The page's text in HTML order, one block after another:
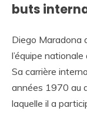
buts
Diego Maradona
l’équipe
Sa carrière
années 1970 au
laquelle il a